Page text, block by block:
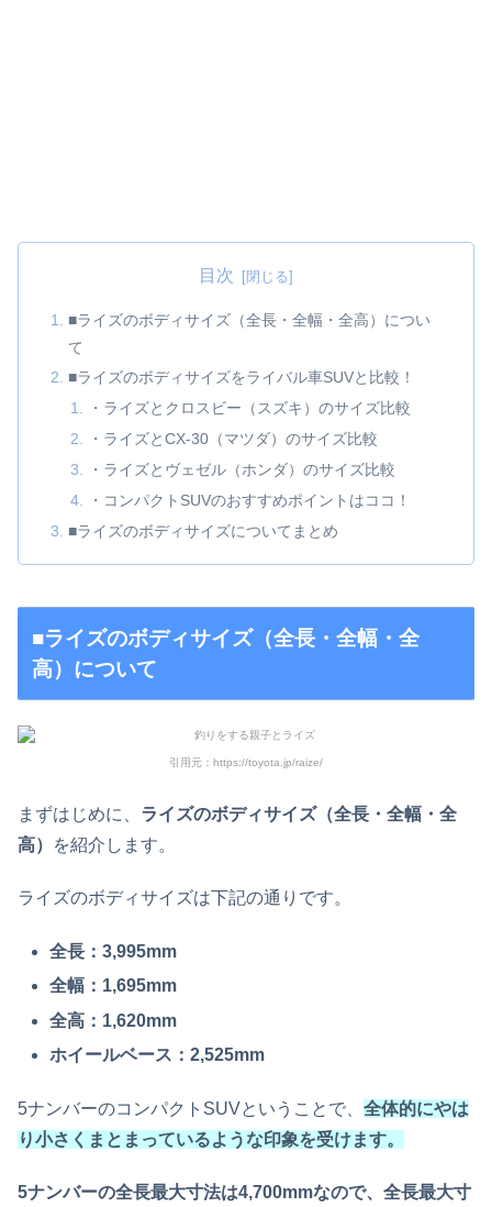
目次
■ライズのボディサイズ（全長・全幅・全高）につい
て
■ライズのボディサイズをライバル車SUVと比較！
・ライズとクロスビー（スズキ）のサイズ比較
・ライズとCX-30（マツダ）のサイズ比較
・ライズとヴェゼル（ホンダ）のサイズ比較
・コンパクトSUVのおすすめポイントはココ！
■ライズのボディサイズについてまとめ
■ライズのボディサイズ（全長・全幅・全
高）について
引用元：https://toyota.jp/raize/
まずはじめに、 ライズのボディサイズ（全長・全幅・全
高）
を紹介します。
ライズのボディサイズは下記の通りです。
全長：3,995mm
全幅：1,695mm
全高：1,620mm
ホイールベース：2,525mm
5ナンバーのコンパクトSUVということで、 全体的にやは
り小さくまとまっているような印象を受けます。
5ナンバーの全長最大寸法は4,700mmなので、全長最大寸